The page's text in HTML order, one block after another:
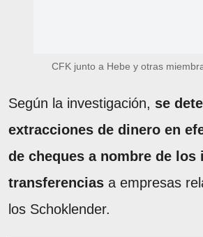
CFK junto a Hebe y otras
Según la investigación, se
extracciones de dinero en
de cheques a nombre de
transferencias a empresas
los Schoklender.